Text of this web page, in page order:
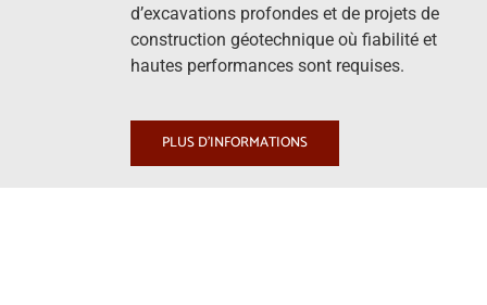
d’excavations profondes et de projets de
construction géotechnique où fiabilité et
hautes performances sont requises.
PLUS D’INFORMATIONS